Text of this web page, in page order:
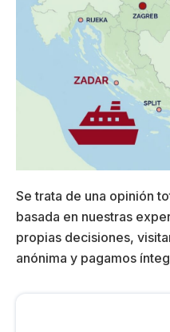
Se trata de una opinión
basada en nuestras
propias decisiones,
anónima y pagamos